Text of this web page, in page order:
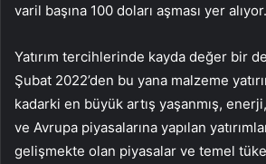
varil başına 100 doları aşması yer alıyor.
Yatırım tercihlerinde kayda değer bir
Şubat 2022’den bu yana malzeme
kadarki en büyük artış yaşanmış,
ve Avrupa piyasalarına yapılan
gelişmekte olan piyasalar ve temel